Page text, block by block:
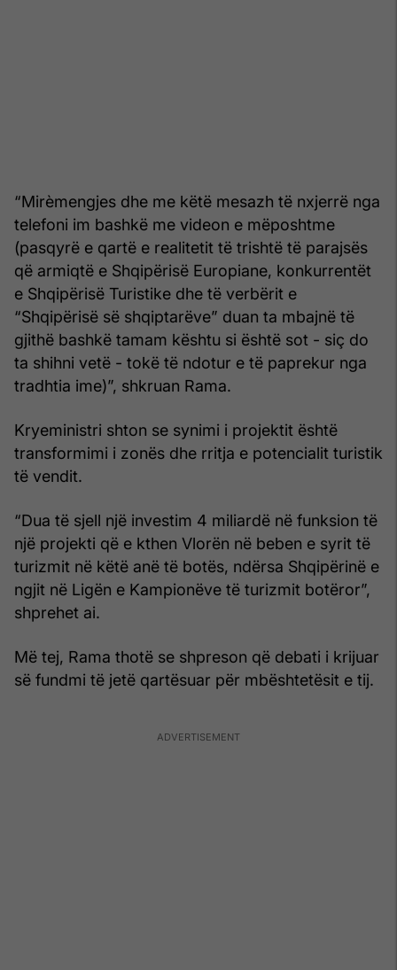
“Mirèmengjes dhe me këtë mesazh të nxjerrë nga
telefoni im bashkë me videon e mëposhtme
(pasqyrë e qartë e realitetit të trishtë të parajsës
që armiqtë e Shqipërisë Europiane, konkurrentët
e Shqipërisë Turistike dhe të verbërit e
“Shqipërisë së shqiptarëve” duan ta mbajnë të
gjithë bashkë tamam kështu si është sot - siç do
ta shihni vetë - tokë të ndotur e të paprekur nga
tradhtia ime)”, shkruan Rama.
Kryeministri shton se synimi i projektit është
transformimi i zonës dhe rritja e potencialit turistik
të vendit.
“Dua të sjell një investim 4 miliardë në funksion të
një projekti që e kthen Vlorën në beben e syrit të
turizmit në këtë anë të botës, ndërsa Shqipërinë e
ngjit në Ligën e Kampionëve të turizmit botëror”,
shprehet ai.
Më tej, Rama thotë se shpreson që debati i krijuar
së fundmi të jetë qartësuar për mbështetësit e tij.